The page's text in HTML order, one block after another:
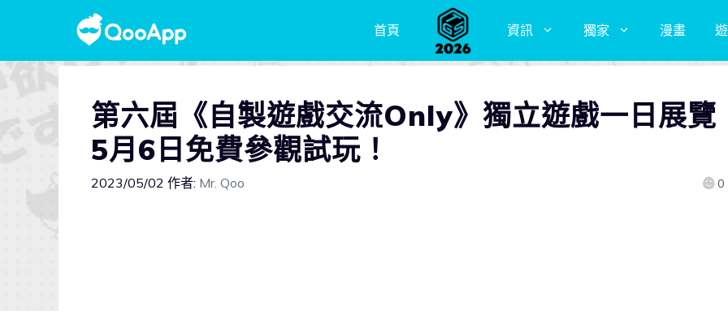
首頁 資訊 獨家 漫畫
第六屆《自製遊戲交流Only》獨立遊戲一日展
5月6日免費參觀試玩！
2023/05/02 作者: Mr. Qoo 0